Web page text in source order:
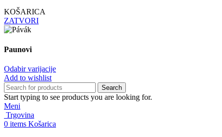
KOŠARICA
ZATVORI
Paunovi
Odabir varijacije
Add to wishlist
Search
Start typing to see products you are looking for.
Meni
Trgovina
0 items Košarica